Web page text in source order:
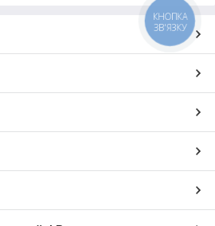
КНОПКА
ЗВ'ЯЗКУ